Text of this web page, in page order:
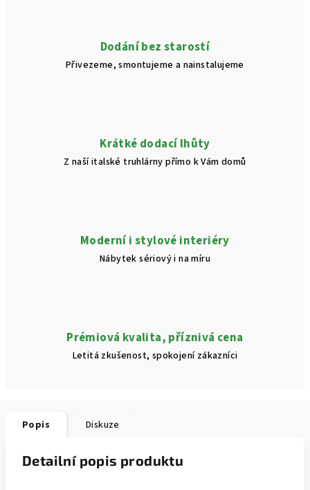
Dodání bez starostí
Přivezeme, smontujeme a nainstalujeme
Krátké dodací lhůty
Z naší italské truhlárny přímo k Vám domů
Moderní i stylové interiéry
Nábytek sériový i na míru
Prémiová kvalita, příznivá cena
Letitá zkušenost, spokojení zákazníci
Popis Diskuze
Detailní popis produktu